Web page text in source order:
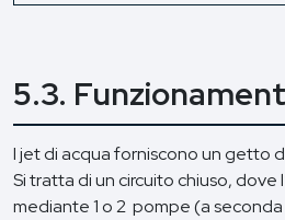
5.3.
I jet di acqua forniscono un getto
Si tratta di un circuito chiuso, dove
mediante 1 o 2 pompe (a